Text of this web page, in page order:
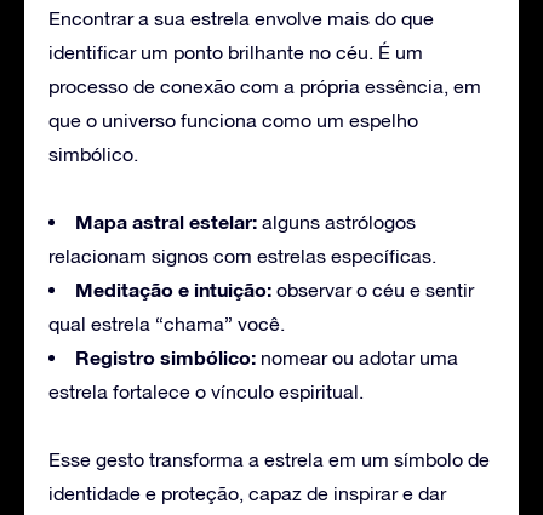
Encontrar a sua estrela envolve mais do que
identificar um ponto brilhante no céu. É um
processo de conexão com a própria essência, em
que o universo funciona como um espelho
simbólico.
Mapa astral estelar: alguns astrólogos
relacionam signos com estrelas específicas.
Meditação e intuição: observar o céu e sentir
qual estrela “chama” você.
Registro simbólico: nomear ou adotar uma
estrela fortalece o vínculo espiritual.
Esse gesto transforma a estrela em um símbolo de
identidade e proteção, capaz de inspirar e dar